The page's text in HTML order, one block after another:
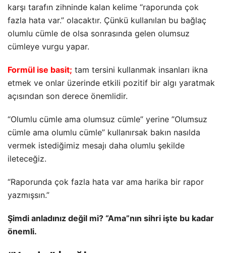
karşı tarafın zihninde kalan kelime “raporunda çok
fazla hata var.” olacaktır. Çünkü kullanılan bu bağlaç
olumlu cümle de olsa sonrasında gelen olumsuz
cümleye vurgu yapar.
Formül ise basit; tam tersini kullanmak insanları ikna
etmek ve onlar üzerinde etkili pozitif bir algı yaratmak
açısından son derece önemlidir.
“Olumlu cümle ama olumsuz cümle” yerine ”Olumsuz
cümle ama olumlu cümle” kullanırsak bakın nasılda
vermek istediğimiz mesajı daha olumlu şekilde
ileteceğiz.
“Raporunda çok fazla hata var ama harika bir rapor
yazmışsın.”
Şimdi anladınız değil mi? “Ama”nın sihri işte bu kadar
önemli.